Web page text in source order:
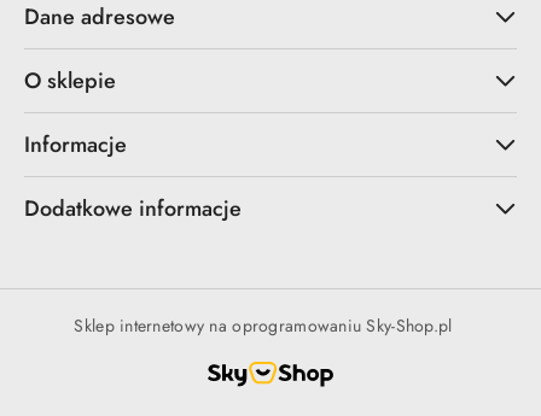
Dane adresowe
O sklepie
Informacje
Dodatkowe informacje
Sklep internetowy na oprogramowaniu Sky-Shop.pl